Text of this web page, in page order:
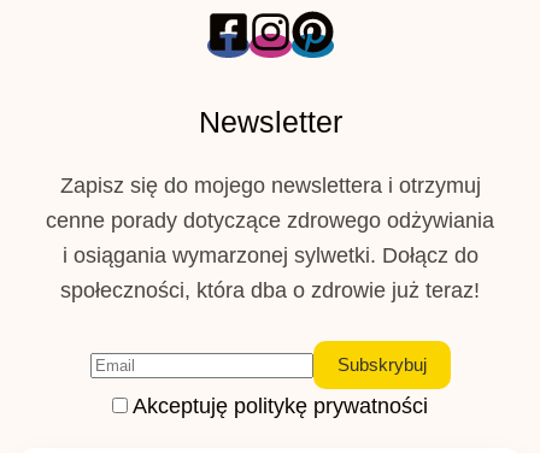
Newsletter
Zapisz się do mojego newslettera i otrzymuj
cenne porady dotyczące zdrowego odżywiania
i osiągania wymarzonej sylwetki. Dołącz do
społeczności, która dba o zdrowie już teraz!
Akceptuję politykę prywatności